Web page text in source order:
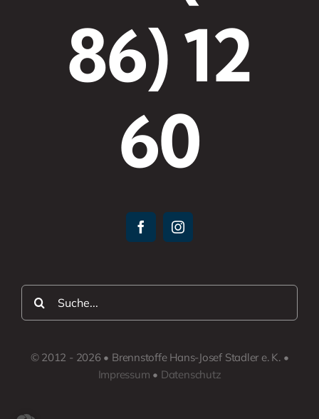
86) 12
60
Suche
nach:
© 2012 - 2026 • Brennstoffe Hans-Josef Stadler e. K. •
Impressum • Datenschutz